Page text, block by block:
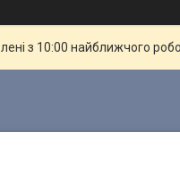
з 10:00 найближчого